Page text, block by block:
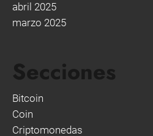
abril 2025
marzo 2025
Secciones
Bitcoin
Coin
Criptomonedas